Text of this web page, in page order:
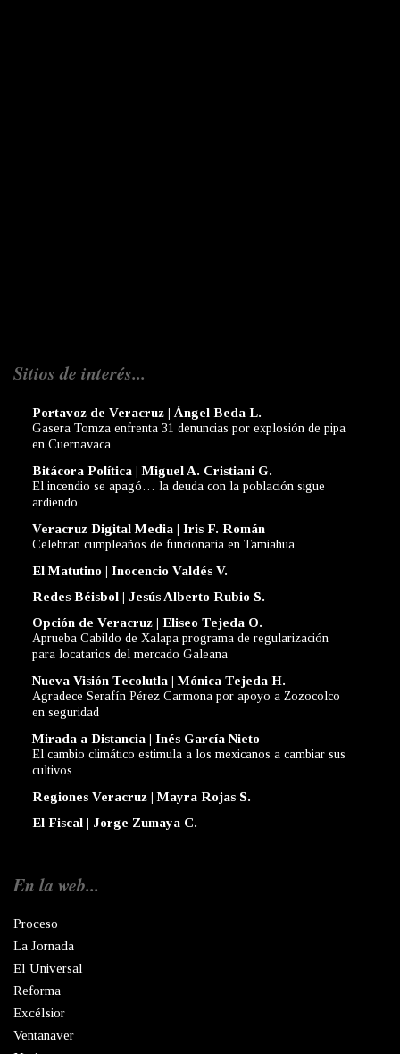
Sitios de interés...
Portavoz de Veracruz | Ángel Beda L.
Gasera Tomza enfrenta 31 denuncias por explosión de pipa
en Cuernavaca
Bitácora Política | Miguel A. Cristiani G.
El incendio se apagó… la deuda con la población sigue
ardiendo
Veracruz Digital Media | Iris F. Román
Celebran cumpleaños de funcionaria en Tamiahua
El Matutino | Inocencio Valdés V.
Redes Béisbol | Jesús Alberto Rubio S.
Opción de Veracruz | Eliseo Tejeda O.
Aprueba Cabildo de Xalapa programa de regularización
para locatarios del mercado Galeana
Nueva Visión Tecolutla | Mónica Tejeda H.
Agradece Serafín Pérez Carmona por apoyo a Zozocolco
en seguridad
Mirada a Distancia | Inés García Nieto
El cambio climático estimula a los mexicanos a cambiar sus
cultivos
Regiones Veracruz | Mayra Rojas S.
El Fiscal | Jorge Zumaya C.
En la web...
Proceso
La Jornada
El Universal
Reforma
Excélsior
Ventanaver